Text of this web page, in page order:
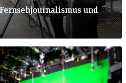
und